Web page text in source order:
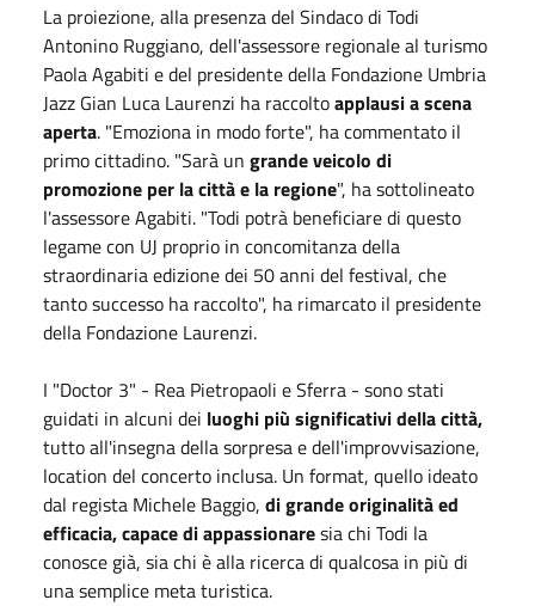
La proiezione, alla presenza del Sindaco di Todi
Antonino Ruggiano, dell'assessore regionale al turismo
Paola Agabiti e del presidente della Fondazione Umbria
Jazz Gian Luca Laurenzi ha raccoltoapplausi a scena
aperta. "Emoziona in modo forte", ha commentato il
primo cittadino. "Sarà un grande veicolo di
promozione per la città e la regione", ha sottolineato
l'assessore Agabiti. "Todi potrà beneficiare di questo
legame con UJ proprio in concomitanza della
straordinaria edizione dei 50 anni del festival, che
tanto successo ha raccolto", ha rimarcato il presidente
della Fondazione Laurenzi.
I "Doctor 3" - Rea Pietropaoli e Sferra - sono stati
guidati in alcuni dei luoghi più significativi della città,
tutto all'insegna della sorpresa e dell'improvvisazione,
location del concerto inclusa. Un format, quello ideato
dal regista Michele Baggio, di grande originalità ed
efficacia, capace di appassionaresia chi Todi la
conosce già, sia chi è alla ricerca di qualcosa in più di
una semplice meta turistica.